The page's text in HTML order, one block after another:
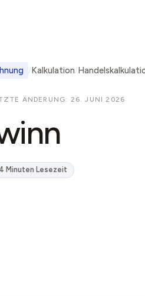
Kalkulation
ÄNDERUNG: 26. JUNI 2026
4 Minuten Lesezeit